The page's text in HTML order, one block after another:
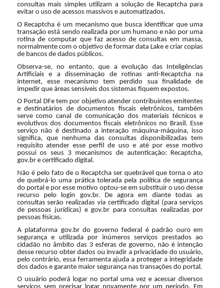
consultas mais simples utilizam a solução de Recaptcha para
evitar o uso de acessos massivos e automatizados.
O Recaptcha é um mecanismo que busca identificar que uma
transação está sendo realizada por um humano e não por uma
rotina de computar que faz acesso de consultas em massa,
normalmente com o objetivo de formar data Lake e criar copias
de bancos de dados públicos.
Observa-se, no entanto, que a evolução das Inteligências
Artificiais e a disseminação de rotinas anti-Recaptcha na
internet, esse mecanismo tem perdido sua finalidade de
impedir que áreas sensíveis dos sistemas fiquem expostos.
O Portal DFe tem por objetivo atender contribuintes emitentes
e destinatários de documentos fiscais eletrônicos, também
serve como canal de comunicação dos materiais técnicos e
evolutivos dos documentos fiscais eletrônicos no Brasil. Esse
serviço não é destinado a interação máquina-máquina, isso
significa, que nenhuma das consultas disponibilizadas tem
requisito atender esse perfil de uso e até por esse motivo
possui os seus 3 mecanismos de autenticação: Recaptcha,
gov.br e certificado digital.
Não é pelo fato de o Recaptcha ser quebrável que torna o ato
de quebrá-lo uma prática tolerada pela política de segurança
do portal e por esse motivo optou-se em substituir o uso desse
recurso pelo login gov.br. De agora em diante todas as
consultas serão realizadas via certificado digital (para serviços
de pessoas jurídicas) e gov.br para consultas realizadas por
pessoas físicas.
A plataforma gov.br do governo federal é padrão ouro em
segurança e utilizada por inúmeros serviços prestados ao
cidadão no âmbito das 3 esferas de governo, não é intenção
desse recurso obter dados ou invadir a privacidade do usuário,
pelo contrário, essa ferramenta ajuda a proteger a integridade
dos dados e garante maior segurança nas transações do portal.
O usuário poderá logar no portal uma vez e acessar diversos